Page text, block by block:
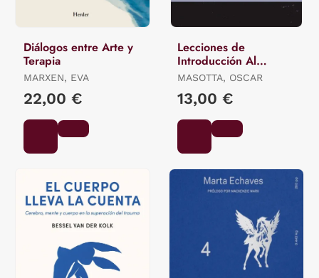
Diálogos entre Arte y
Terapia
MARXEN, EVA
22,00 €
Lecciones de
Introducción Al
Psicoanálisis
MASOTTA, OSCAR
13,00 €